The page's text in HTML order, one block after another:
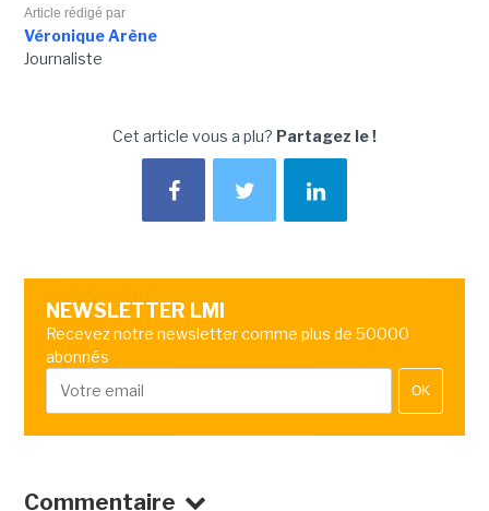
Article rédigé par
Véronique Arène
Journaliste
Cet article vous a plu? Partagez le !
NEWSLETTER LMI
Recevez notre newsletter comme plus de 50000
abonnés
OK
Commentaire